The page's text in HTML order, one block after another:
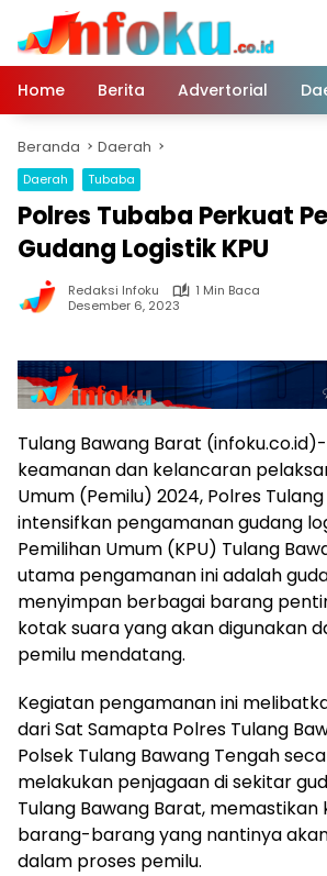
Langsung
konten
Home
Berita Advertorial
Beranda Daerah
Daerah Tubaba
Polres Tubaba Perkuat
Gudang Logistik KPU
Redaksi Infoku
1 Min Baca
Desember 6, 2023
Tulang Bawang Barat
keamanan dan kelancaran
Umum (Pemilu) 2024, Polres
intensifkan pengamanan gudang
Pemilihan Umum (KPU) Tulang
utama pengamanan ini adalah
menyimpan berbagai barang
kotak suara yang akan digunakan
pemilu mendatang.
Kegiatan pengamanan ini
dari Sat Samapta Polres Tulang
Polsek Tulang Bawang Tengah
melakukan penjagaan di sekitar
Tulang Bawang Barat, memastikan
barang-barang yang nantinya
dalam proses pemilu.